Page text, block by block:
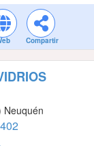
Compartir
Neuquén